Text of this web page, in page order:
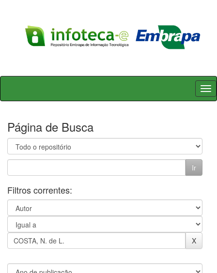
Skip
Página de Busca
Filtros correntes: